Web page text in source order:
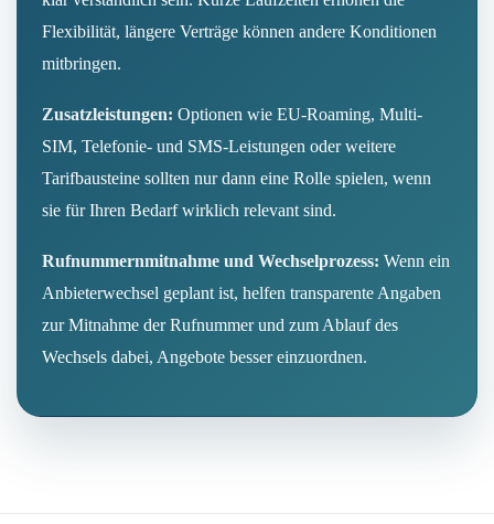
Flexibilität, längere Verträge können andere Konditionen
mitbringen.
Zusatzleistungen: Optionen wie EU-Roaming, Multi-
SIM, Telefonie- und SMS-Leistungen oder weitere
Tarifbausteine sollten nur dann eine Rolle spielen, wenn
sie für Ihren Bedarf wirklich relevant sind.
Rufnummernmitnahme und Wechselprozess: Wenn ein
Anbieterwechsel geplant ist, helfen transparente Angaben
zur Mitnahme der Rufnummer und zum Ablauf des
Wechsels dabei, Angebote besser einzuordnen.